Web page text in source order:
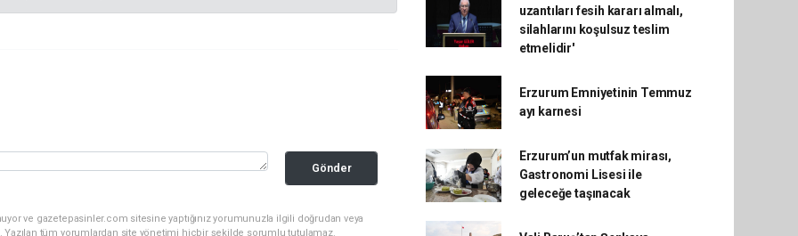
Gönder
ve gazetepasinler.com sitesine yaptığınız yorumunuzla ilgili doğrudan veya
Yazılan tüm yorumlardan site yönetimi hiçbir şekilde sorumlu tutulamaz.
uzantıları fesih kararı almalı,
silahlarını koşulsuz teslim
etmelidir'
Erzurum Emniyetinin Temmuz
ayı karnesi
Erzurum’un mutfak mirası,
Gastronomi Lisesi ile
geleceğe taşınacak